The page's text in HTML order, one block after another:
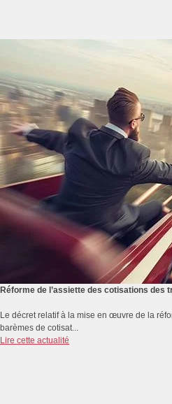
Réforme de l’assiette des cotisations
Le décret relatif à la mise en œuvre de la
barèmes de cotisat...
Lire cette actualité